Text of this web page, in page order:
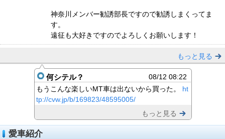
神奈川メンバー勧誘部長ですので勧誘しまくってま
す。
遠征も大好きですのでよろしくお願いします！
もっと見る
何シテル？
08/12 08:22
もうこんな楽しいMT車は出ないから買った。 ht
tp://cvw.jp/b/169823/48595005/
もっと見る
愛車紹介